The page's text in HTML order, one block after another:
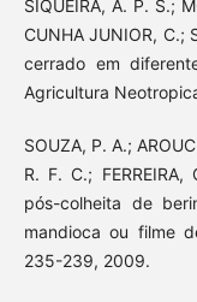
SIQUEIRA, A. P. S.;
CUNHA JUNIOR, C.;
cerrado em
Agricultura
SOUZA, P. A.;
R. F. C.; FERREIRA,
pós-colheita de
mandioca ou filme
235-239, 2009.